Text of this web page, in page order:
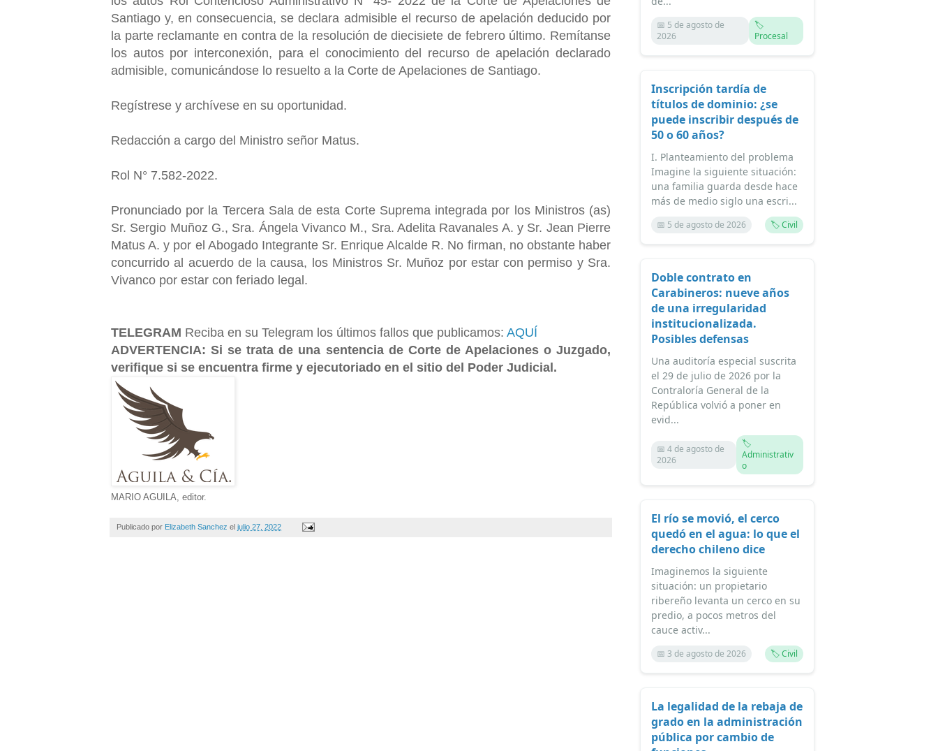
Santiago y, en consecuencia, se declara admisible el recurso de apelación deducido por
la parte reclamante en contra de la resolución de diecisiete de febrero último. Remítanse
los autos por interconexión, para el conocimiento del recurso de apelación declarado
admisible, comunicándose lo resuelto a la Corte de Apelaciones de Santiago.
Regístrese y archívese en su oportunidad.
Redacción a cargo del Ministro señor Matus.
Rol N° 7.582-2022.
Pronunciado por la Tercera Sala de esta Corte Suprema integrada por los Ministros (as)
Sr. Sergio Muñoz G., Sra. Ángela Vivanco M., Sra. Adelita Ravanales A. y Sr. Jean Pierre
Matus A. y por el Abogado Integrante Sr. Enrique Alcalde R. No firman, no obstante haber
concurrido al acuerdo de la causa, los Ministros Sr. Muñoz por estar con permiso y Sra.
Vivanco por estar con feriado legal.
TELEGRAM Reciba en su Telegram los últimos fallos que publicamos: AQUÍ
ADVERTENCIA: Si se trata de una sentencia de Corte de Apelaciones o Juzgado,
verifique si se encuentra firme y ejecutoriado en el sitio del Poder Judicial.
MARIO AGUILA, editor.
Publicado por Elizabeth Sanchez el julio 27, 2022
📅 5 de agosto de
2026
🏷️
Procesal
Inscripción tardía de
títulos de dominio: ¿se
puede inscribir después de
50 o 60 años?
I. Planteamiento del problema
Imagine la siguiente situación:
una familia guarda desde hace
más de medio siglo una escri...
📅 5 de agosto de 2026 🏷️ Civil
Doble contrato en
Carabineros: nueve años
de una irregularidad
institucionalizada.
Posibles defensas
Una auditoría especial suscrita
el 29 de julio de 2026 por la
Contraloría General de la
República volvió a poner en
evid...
📅 4 de agosto de
2026
🏷️
Administrativ
o
El río se movió, el cerco
quedó en el agua: lo que el
derecho chileno dice
Imaginemos la siguiente
situación: un propietario
ribereño levanta un cerco en su
predio, a pocos metros del
cauce activ...
📅 3 de agosto de 2026 🏷️ Civil
La legalidad de la rebaja de
grado en la administración
pública por cambio de